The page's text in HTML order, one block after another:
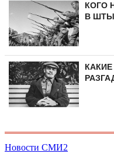
КОГО
В
Новости СМИ2